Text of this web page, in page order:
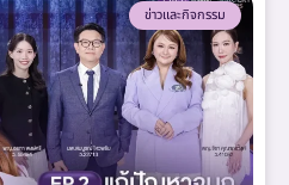
ข่าวและกิจกรรม